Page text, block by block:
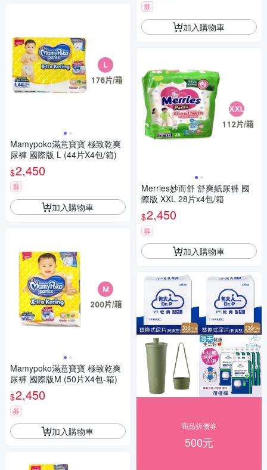
Mamypoko滿意寶寶 極致乾爽
尿褲 國際版 L (44片X4包/箱)
$2,450
券
加入購物車
Mamypoko滿意寶寶 極致乾爽
尿褲 國際版M (50片X4包-箱)
$2,450
券
加入購物車
券
加入購物車
Merries妙而舒 舒爽紙尿褲 國
際版 XXL 28片x4包/箱
$2,450
券
加入購物車
商品折價券
500元